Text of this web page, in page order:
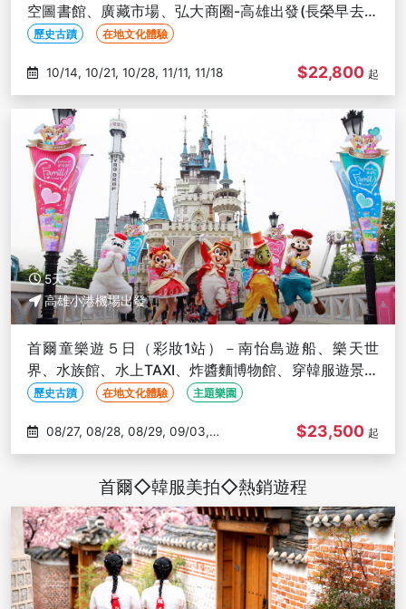
空圖書館、廣藏市場、弘大商圈-高雄出發(長榮早去晚
回)
歷史古蹟 在地文化體驗
10/14, 10/21, 10/28, 11/11, 11/18 $22,800 起
5天
高雄小港機場出發
首爾童樂遊５日（彩妝1站）－南怡島遊船、樂天世
界、水族館、水上TAXI、炸醬麵博物館、穿韓服遊景福
宮、明洞-高雄出發
歷史古蹟 在地文化體驗 主題樂園
09/04
$23,500 起
首爾◇韓服美拍◇熱銷遊程